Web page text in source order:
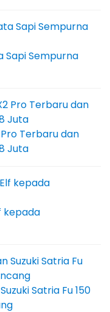
Sapi Sempurna
Terbaru dan
Juta
kepada
Satria Fu 150